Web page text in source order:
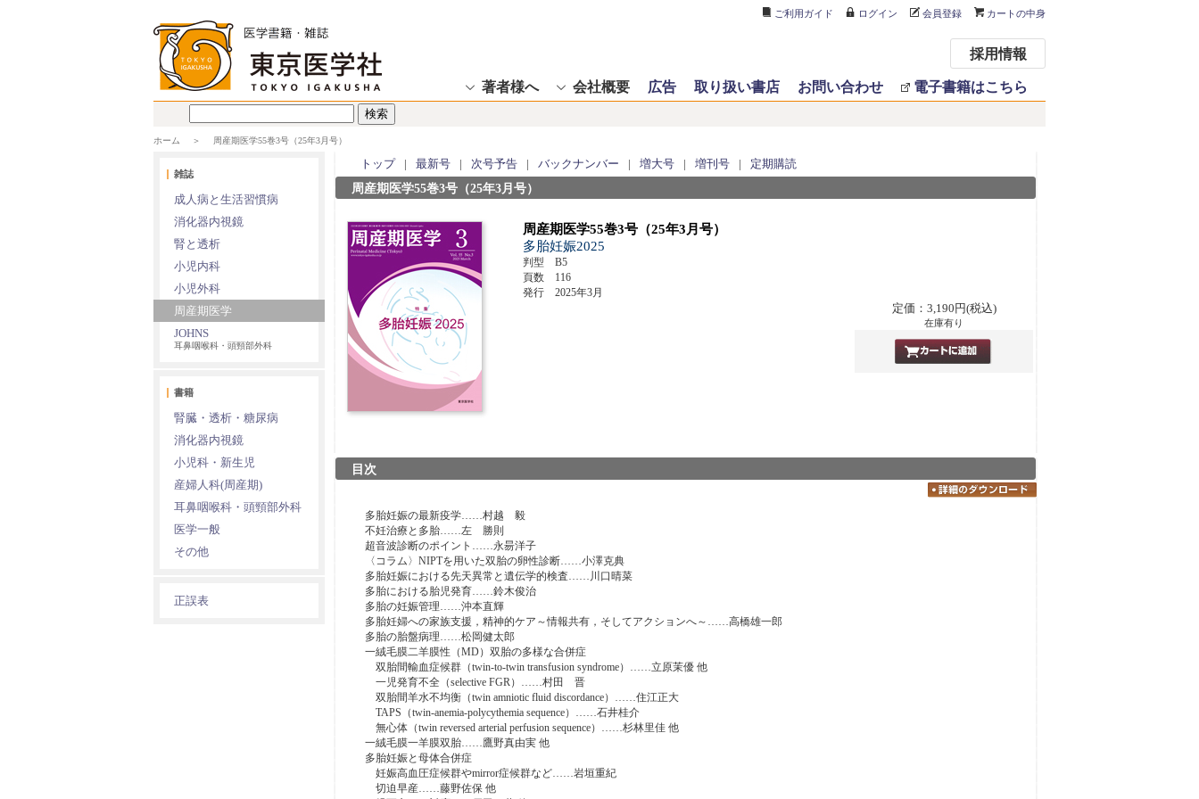
ご利用ガイド ログイン 会員登録 カートの中身
著者様へ 会社概要 広告 取り扱い書店 お問い合わせ 電子書籍はこちら
採用情報
ホーム 周産期医学55巻3号（25年3月号）
雑誌
成人病と生活習慣病
消化器内視鏡
腎と透析
小児内科
小児外科
周産期医学
JOHNS
耳鼻咽喉科・頭頸部外科
書籍
腎臓・透析・糖尿病
消化器内視鏡
小児科・新生児
産婦人科(周産期)
耳鼻咽喉科・頭頸部外科
医学一般
その他
正誤表
トップ | 最新号 | 次号予告 | バックナンバー | 増大号 | 増刊号 |
定期購読
周産期医学55巻3号（25年3月号）
周産期医学55巻3号（25年3月号）
多胎妊娠2025
判型 B5
頁数 116
発行 2025年3月
定価：3,190円(税込)
在庫有り
目次
多胎妊娠の最新疫学……村越 毅
不妊治療と多胎……左 勝則
超音波診断のポイント……永昜洋子
〈コラム〉NIPTを用いた双胎の卵性診断……小澤克典
多胎妊娠における先天異常と遺伝学的検査……川口晴菜
多胎における胎児発育……鈴木俊治
多胎の妊娠管理……沖本直輝
多胎妊婦への家族支援，精神的ケア～情報共有，そしてアクションへ～……高橋雄一郎
多胎の胎盤病理……松岡健太郎
一絨毛膜二羊膜性（MD）双胎の多様な合併症
双胎間輸血症候群（twin-to-twin transfusion syndrome）……立原茉優 他
一児発育不全（selective FGR）……村田 晋
双胎間羊水不均衡（twin amniotic fluid discordance）……住江正大
TAPS（twin-anemia-polycythemia sequence）……石井桂介
無心体（twin reversed arterial perfusion sequence）……杉林里佳 他
一絨毛膜一羊膜双胎……鷹野真由実 他
多胎妊娠と母体合併症
妊娠高血圧症候群やmirror症候群など……岩垣重紀
切迫早産……藤野佐保 他